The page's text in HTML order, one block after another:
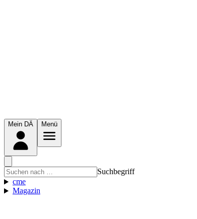
Mein DÄ Menü
Suchbegriff
cme
Magazin